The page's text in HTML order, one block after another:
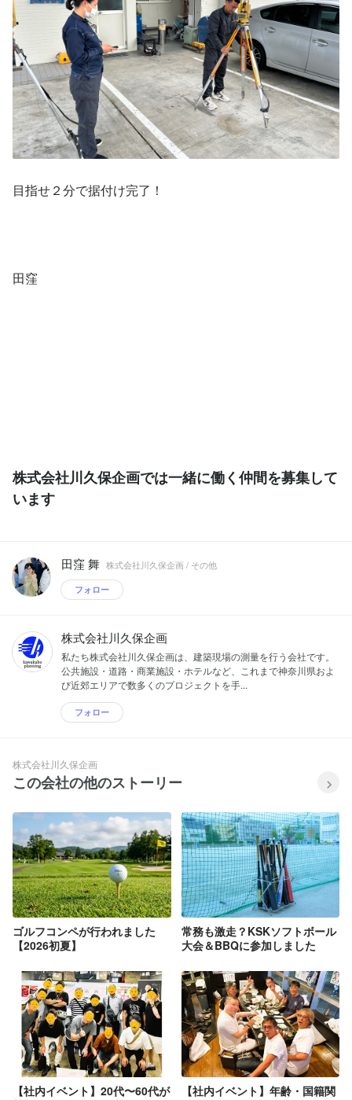
目指せ２分で据付け完了！
田窪
株式会社川久保企画では一緒に働く仲間を募集して
います
田窪 舞 株式会社川久保企画 / その他
フォロー
株式会社川久保企画
私たち株式会社川久保企画は、建築現場の測量を行う会社です。
公共施設・道路・商業施設・ホテルなど、これまで神奈川県およ
び近郊エリアで数多くのプロジェクトを手...
フォロー
株式会社川久保企画
この会社の他のストーリー
ゴルフコンペが行われました
【2026初夏】
常務も激走？KSKソフトボール
大会＆BBQに参加しました
【社内イベント】20代〜60代が
【社内イベント】年齢・国籍関